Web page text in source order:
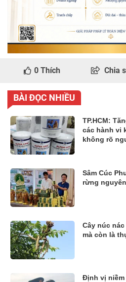
0 Thích Chia
BÀI ĐỌC NHIỀU
TP.HCM:
các hành vi
không rõ
Sâm Cúc
rừng
Cây núc
mà còn là
Định vị